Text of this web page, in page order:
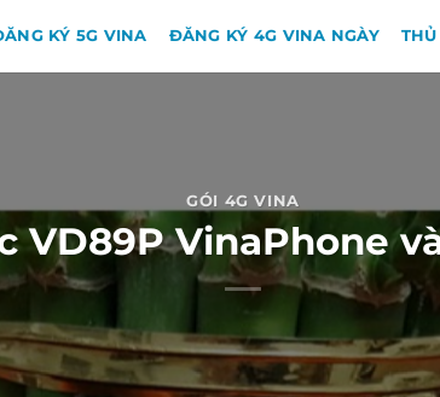
KÝ 5G VINA ĐĂNG KÝ 4G VINA NGÀY
GÓI 4G VINA
VD89P VinaPhone